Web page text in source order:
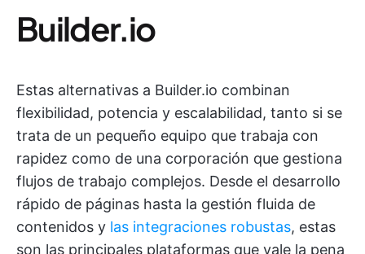
Builder.io
Estas alternativas a Builder.io combinan
flexibilidad, potencia y escalabilidad, tanto si se
trata de un pequeño equipo que trabaja con
rapidez como de una corporación que gestiona
flujos de trabajo complejos. Desde el desarrollo
rápido de páginas hasta la gestión fluida de
contenidos y las integraciones robustas, estas
son las principales plataformas que vale la pena